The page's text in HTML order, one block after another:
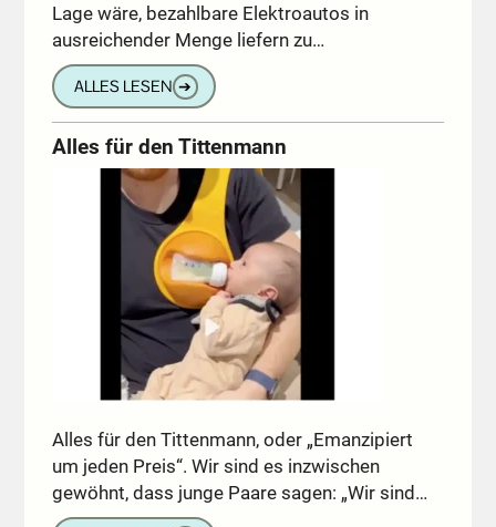
Lage wäre, bezahlbare Elektroautos in
ausreichender Menge liefern zu…
ALLES LESEN ➔
Alles für den Tittenmann
Alles für den Tittenmann, oder „Emanzipiert
um jeden Preis“. Wir sind es inzwischen
gewöhnt, dass junge Paare sagen: „Wir sind…